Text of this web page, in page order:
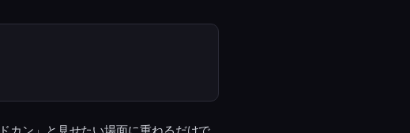
カン」と見せたい場面に重ねるだけで